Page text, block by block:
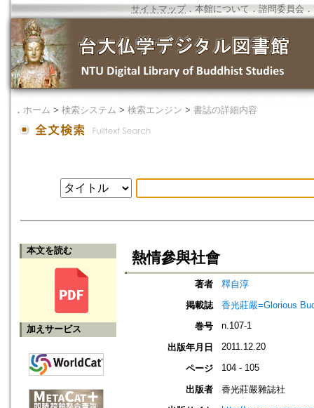
サイトマップ．本館について ． 諮問委員会 ．
． ホーム > 検索システム > 検索エンジン > 書誌の詳細内容
本文を読む
加えサービス
熱情參與社會
著者
釋自淳
掲載誌
香光莊嚴=Glorious
巻号
n.107-1
出版年月日 2011.12.20
ページ 104 - 105
出版者
香光莊嚴雜誌社